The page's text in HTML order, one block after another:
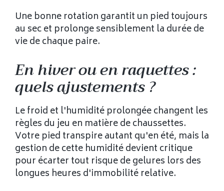
Une bonne rotation garantit un pied toujours
au sec et prolonge sensiblement la durée de
vie de chaque paire.
En hiver ou en raquettes :
quels ajustements ?
Le froid et l'humidité prolongée changent les
règles du jeu en matière de chaussettes.
Votre pied transpire autant qu'en été, mais la
gestion de cette humidité devient critique
pour écarter tout risque de gelures lors des
longues heures d'immobilité relative.